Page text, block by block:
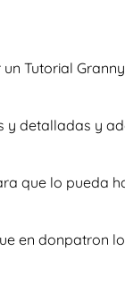
Tutorial
detalladas y
que lo pueda
en donpatron